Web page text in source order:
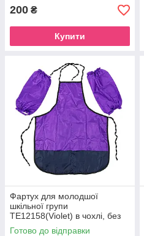
200 ₴
Купити
Фартух для молодшої
шкільної групи
ТЕ12158(Violet) в чохлі, без
малюнка, зріст 128 см
Готово до відправки